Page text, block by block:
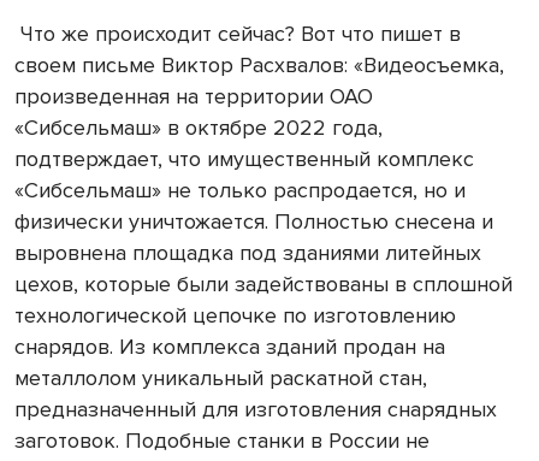
Что же происходит сейчас? Вот что пишет в
своем письме Виктор Расхвалов: «Видео­съемка,
произведенная на территории ОАО
«Сибсельмаш» в октябре 2022 года,
подтверждает, что имущественный комплекс
«Сибсельмаш» не только распродается, но и
физически уничтожается. Полностью снесена и
выровнена площадка под зданиями литейных
цехов, которые были задействованы в сплошной
технологической цепочке по изготовлению
снарядов. Из комплекса зданий продан на
металлолом уникальный раскатной стан,
предназначенный для изготовления снарядных
заготовок. Подобные станки в России не